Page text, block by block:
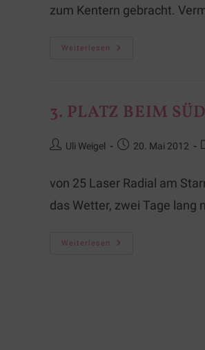
zum Kentern gebracht.
Weiterlesen
3. PLATZ BEIM
Uli Weigel 20. Mai 2012
von 25 Laser Radial am
das Wetter, zwei Tage lang
Weiterlesen